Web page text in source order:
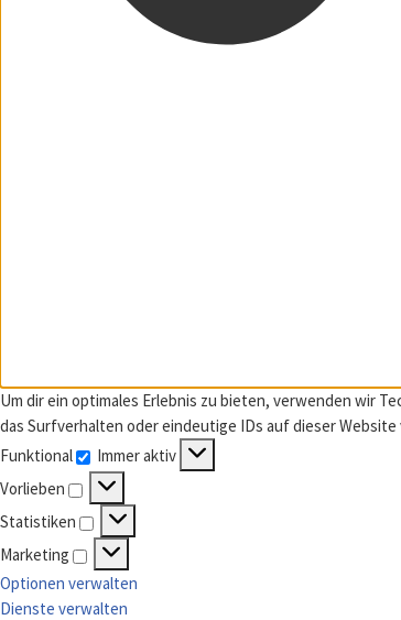
Um dir ein optimales Erlebnis zu bieten, verwenden wir
das Surfverhalten oder eindeutige IDs auf dieser
Funktional
Funktional
Immer aktiv
Vorlieben
Vorlieben
Statistiken
Statistiken
Marketing
Marketing
Optionen verwalten
Dienste verwalten